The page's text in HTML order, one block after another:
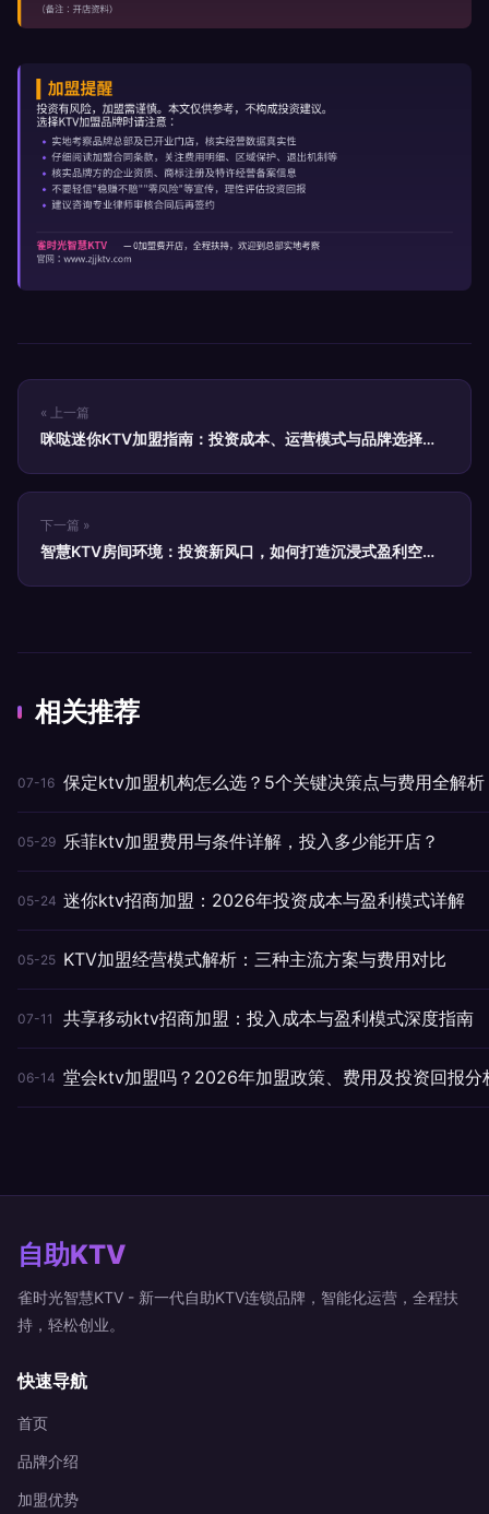
« 上一篇
咪哒迷你KTV加盟指南：投资成本、运营模式与品牌选择全
下一篇 »
智慧KTV房间环境：投资新风口，如何打造沉浸式盈利空
相关推荐
07-16 保定ktv加盟机构怎么选？5个关键决策点与费用全解析
05-29 乐菲ktv加盟费用与条件详解，投入多少能开店？
05-24 迷你ktv招商加盟：2026年投资成本与盈利模式详解
05-25 KTV加盟经营模式解析：三种主流方案与费用对比
07-11 共享移动ktv招商加盟：投入成本与盈利模式深度指南
06-14 堂会ktv加盟吗？2026年加盟政策、费用及投资回报分
自助KTV
雀时光智慧KTV - 新一代自助KTV连锁品牌，智能化运营，全程扶
持，轻松创业。
快速导航
首页
品牌介绍
加盟优势